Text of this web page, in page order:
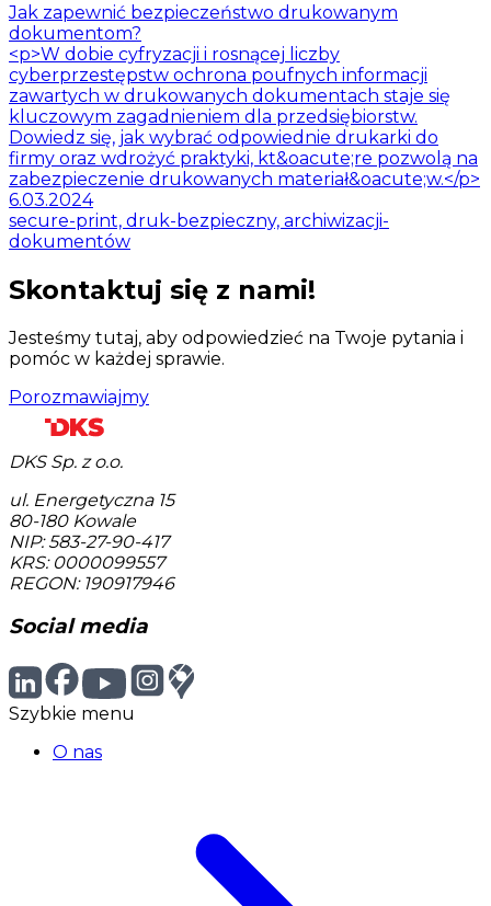
Jak zapewnić bezpieczeństwo drukowanym
dokumentom?
<p>W dobie cyfryzacji i rosnącej liczby
cyberprzestępstw ochrona poufnych informacji
zawartych w drukowanych dokumentach staje się
kluczowym zagadnieniem dla przedsiębiorstw.
Dowiedz się, jak wybrać odpowiednie drukarki do
firmy oraz wdrożyć praktyki, kt&oacute;re pozwolą na
zabezpieczenie drukowanych materiał&oacute;w.</p>
6.03.2024
secure-print, druk-bezpieczny, archiwizacji-
dokumentów
Skontaktuj się z nami!
Jesteśmy tutaj, aby odpowiedzieć na Twoje pytania i
pomóc w każdej sprawie.
Porozmawiajmy
DKS Sp. z o.o.
ul. Energetyczna 15
80-180 Kowale
NIP: 583-27-90-417
KRS: 0000099557
REGON: 190917946
Social media
Szybkie menu
O nas